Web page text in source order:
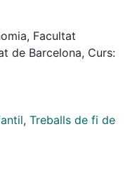
Survey 2018, I
labor supply on
on
employment
maternal
from wasting,
are robust
Facultat
de Barcelona, Curs:
, Treballs de fi de